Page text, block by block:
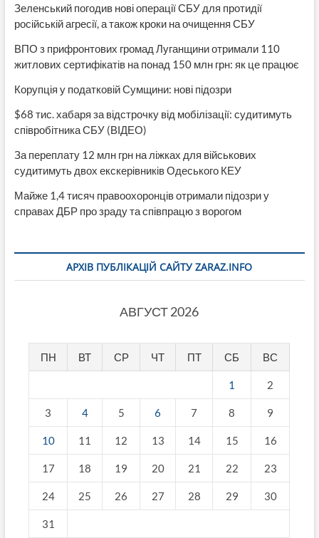
Зеленський погодив нові операції СБУ для протидії
російській агресії, а також кроки на очищення СБУ
ВПО з прифронтових громад Луганщини отримали 110
житлових сертифікатів на понад 150 млн грн: як це працює
Корупція у податковій Сумщини: нові підозри
$68 тис. хабаря за відстрочку від мобілізації: судитимуть
співробітника СБУ (ВІДЕО)
За переплату 12 млн грн на ліжках для військових
судитимуть двох екскерівників Одеського КЕУ
Майже 1,4 тисяч правоохоронців отримали підозри у
справах ДБР про зраду та співпрацю з ворогом
АРХІВ ПУБЛІКАЦІЙ САЙТУ ZARAZ.INFO
АВГУСТ 2026
ПН ВТ СР ЧТ ПТ СБ ВС
1 2
3 4 5 6 7 8 9
10 11 12 13 14 15 16
17 18 19 20 21 22 23
24 25 26 27 28 29 30
31